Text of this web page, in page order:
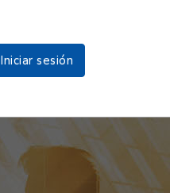
Iniciar sesión